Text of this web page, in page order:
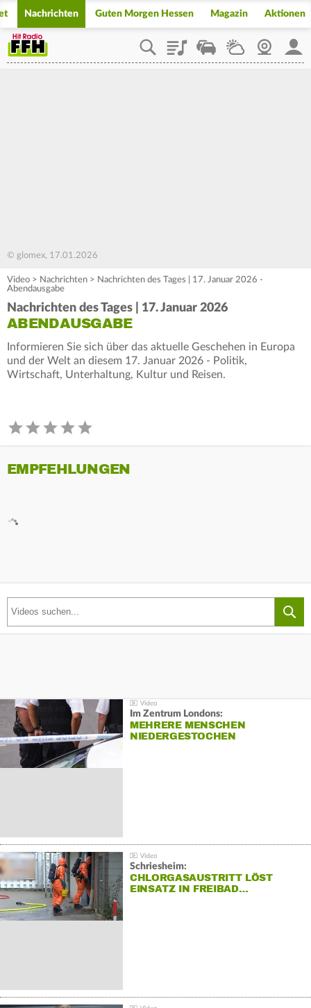
Nachrichten Guten Morgen Hessen Magazin Aktionen
PlaylistStaupilotWetterWebcam
© glomex, 17.01.2026
Video > Nachrichten > Nachrichten des Tages | 17. Januar 2026 -
Abendausgabe
Nachrichten des Tages | 17. Januar 2026
ABENDAUSGABE
Informieren Sie sich über das aktuelle Geschehen in Europa
und der Welt an diesem 17. Januar 2026 - Politik,
Wirtschaft, Unterhaltung, Kultur und Reisen.
EMPFEHLUNGEN
Im Zentrum Londons:
MEHRERE MENSCHEN
NIEDERGESTOCHEN
Schriesheim:
CHLORGASAUSTRITT LÖST
EINSATZ IN FREIBAD…